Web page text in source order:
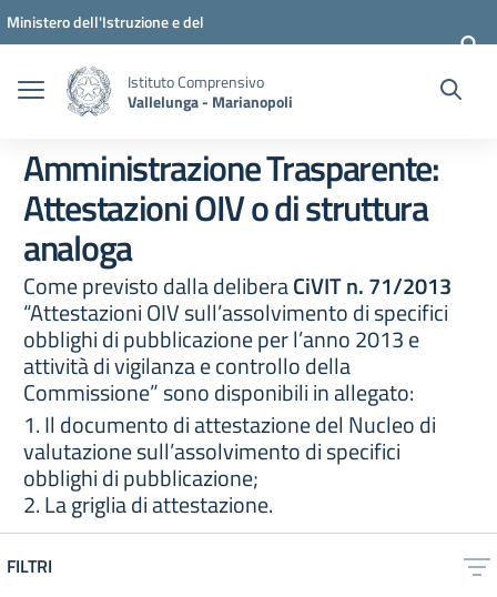
Vai ai contenuti
Vai al menu di navigazione
Vai al footer
Ministero dell'Istruzione e del
Istituto Comprensivo
Vallelunga - Marianopoli
Amministrazione Trasparente:
Attestazioni OIV o di struttura
analoga
Come previsto dalla deliberaCiVIT n. 71/2013
“Attestazioni OIV sull’assolvimento di specifici
obblighi di pubblicazione per l’anno 2013 e
attività di vigilanza e controllo della
Commissione” sono disponibili in allegato:
1. Il documento di attestazione del Nucleo di
valutazione sull’assolvimento di specifici
obblighi di pubblicazione;
2. La griglia di attestazione.
FILTRI